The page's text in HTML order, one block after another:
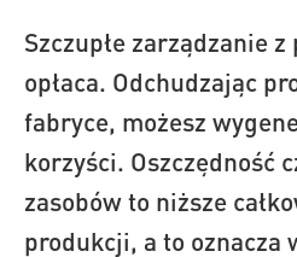
Szczupłe zarządzanie
opłaca. Odchudzając
fabryce, możesz
korzyści. Oszczędność
zasobów to niższe
produkcji, a to oznacza